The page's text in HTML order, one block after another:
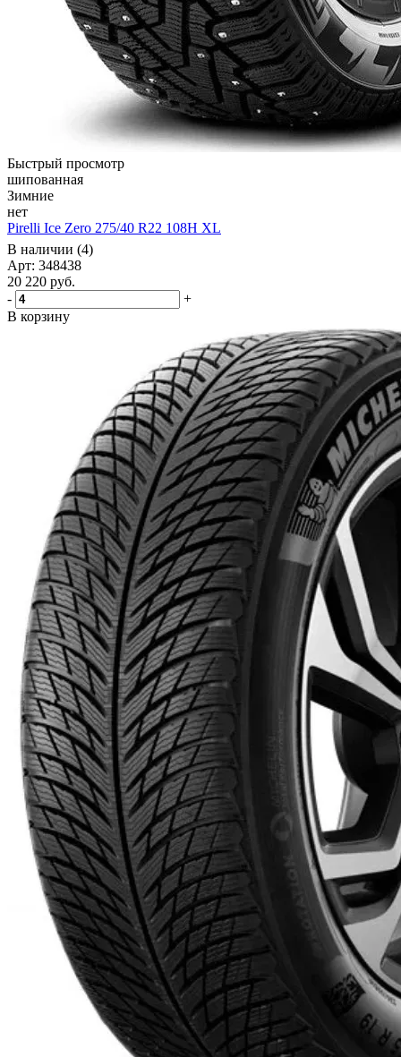
Быстрый просмотр
шипованная
Зимние
нет
Pirelli Ice Zero 275/40 R22 108H XL
В наличии (4)
Арт: 348438
20 220 руб.
-
+
В корзину